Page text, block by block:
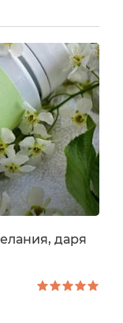
С
бальзаму для
для рук,
и это
для
даря